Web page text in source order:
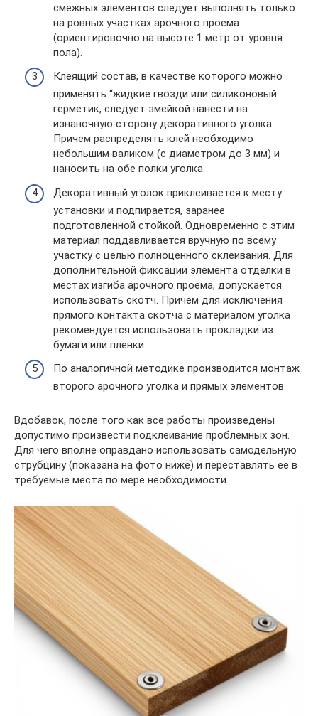
смежных элементов следует выполнять только
на ровных участках арочного проема
(ориентировочно на высоте 1 метр от уровня
пола).
Клеящий состав, в качестве которого можно
применять “жидкие гвозди или силиконовый
герметик, следует змейкой нанести на
изнаночную сторону декоративного уголка.
Причем распределять клей необходимо
небольшим валиком (с диаметром до 3 мм) и
наносить на обе полки уголка.
Декоративный уголок приклеивается к месту
установки и подпирается, заранее
подготовленной стойкой. Одновременно с этим
материал поддавливается вручную по всему
участку с целью полноценного склеивания. Для
дополнительной фиксации элемента отделки в
местах изгиба арочного проема, допускается
использовать скотч. Причем для исключения
прямого контакта скотча с материалом уголка
рекомендуется использовать прокладки из
бумаги или пленки.
По аналогичной методике производится монтаж
второго арочного уголка и прямых элементов.
Вдобавок, после того как все работы произведены
допустимо произвести подклеивание проблемных зон.
Для чего вполне оправдано использовать самодельную
струбцину (показана на фото ниже) и переставлять ее в
требуемые места по мере необходимости.